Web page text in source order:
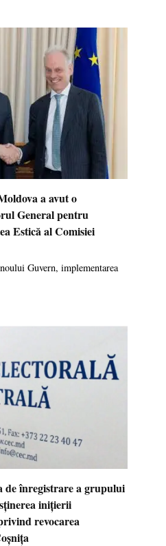
a avut o
General pentru
Estică al Comisiei
Guvern, implementarea
de înregistrare a grupului
inițierii
revocarea